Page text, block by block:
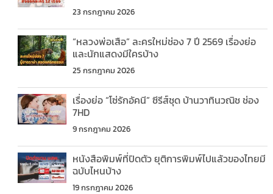
23 กรกฎาคม 2026
“หลวงพ่อเสือ” ละครใหม่ช่อง 7 ปี 2569 เรื่องย่อ
และนักแสดงมีใครบ้าง
25 กรกฎาคม 2026
เรื่องย่อ “โซ่รักอัคนี” ซีรีส์ชุด บ้านวาทินวณิช ช่อง
7HD
9 กรกฎาคม 2026
หนังสือพิมพ์ที่ปิดตัว ยุติการพิมพ์ไปแล้วของไทยมี
ฉบับไหนบ้าง
19 กรกฎาคม 2026